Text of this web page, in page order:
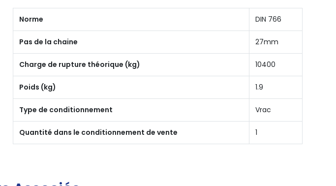
Norme DIN 766
Pas de la chaine 27mm
Charge de rupture théorique (kg) 10400
Poids (kg) 1.9
Type de conditionnement Vrac
Quantité dans le conditionnement de vente 1